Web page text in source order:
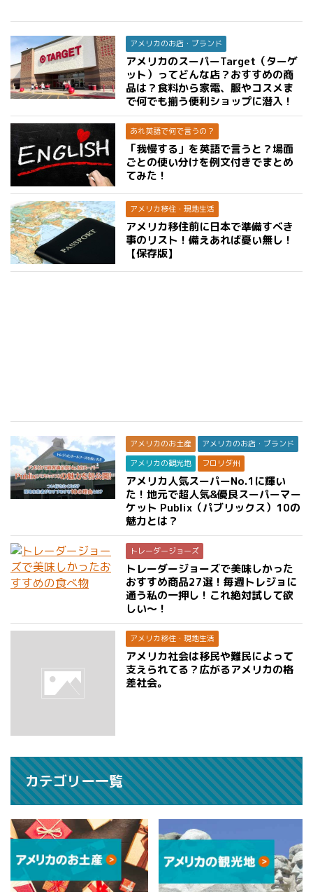
アメリカのお店・ブランド
アメリカのスーパーTarget（ターゲ
ット）ってどんな店？おすすめの商
品は？食料から家電、服やコスメま
で何でも揃う便利ショップに潜入！
あれ英語で何で言うの？
「我慢する」を英語で言うと？場面
ごとの使い分けを例文付きでまとめ
てみた！
アメリカ移住・現地生活
アメリカ移住前に日本で準備すべき
事のリスト！備えあれば憂い無し！
【保存版】
アメリカのお土産
アメリカのお店・ブランド
アメリカの観光地
フロリダ州
アメリカ人気スーパーNo.1に輝い
た！地元で超人気&優良スーパーマー
ケット Publix（パブリックス）10の
魅力とは？
トレーダージョーズ
トレーダージョーズで美味しかった
おすすめ商品27選！毎週トレジョに
通う私の一押し！これ絶対試して欲
しい〜！
アメリカ移住・現地生活
アメリカ社会は移民や難民によって
支えられてる？広がるアメリカの格
差社会。
カテゴリー一覧